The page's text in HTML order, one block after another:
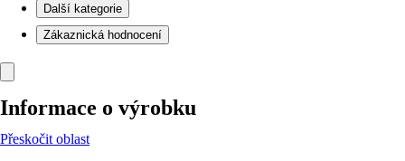
Další kategorie
Zákaznická hodnocení
Informace o výrobku
Přeskočit oblast